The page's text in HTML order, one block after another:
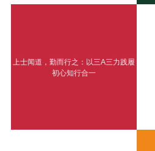
上士闻道，勤而行之：以三A三力践履
初心知行合一